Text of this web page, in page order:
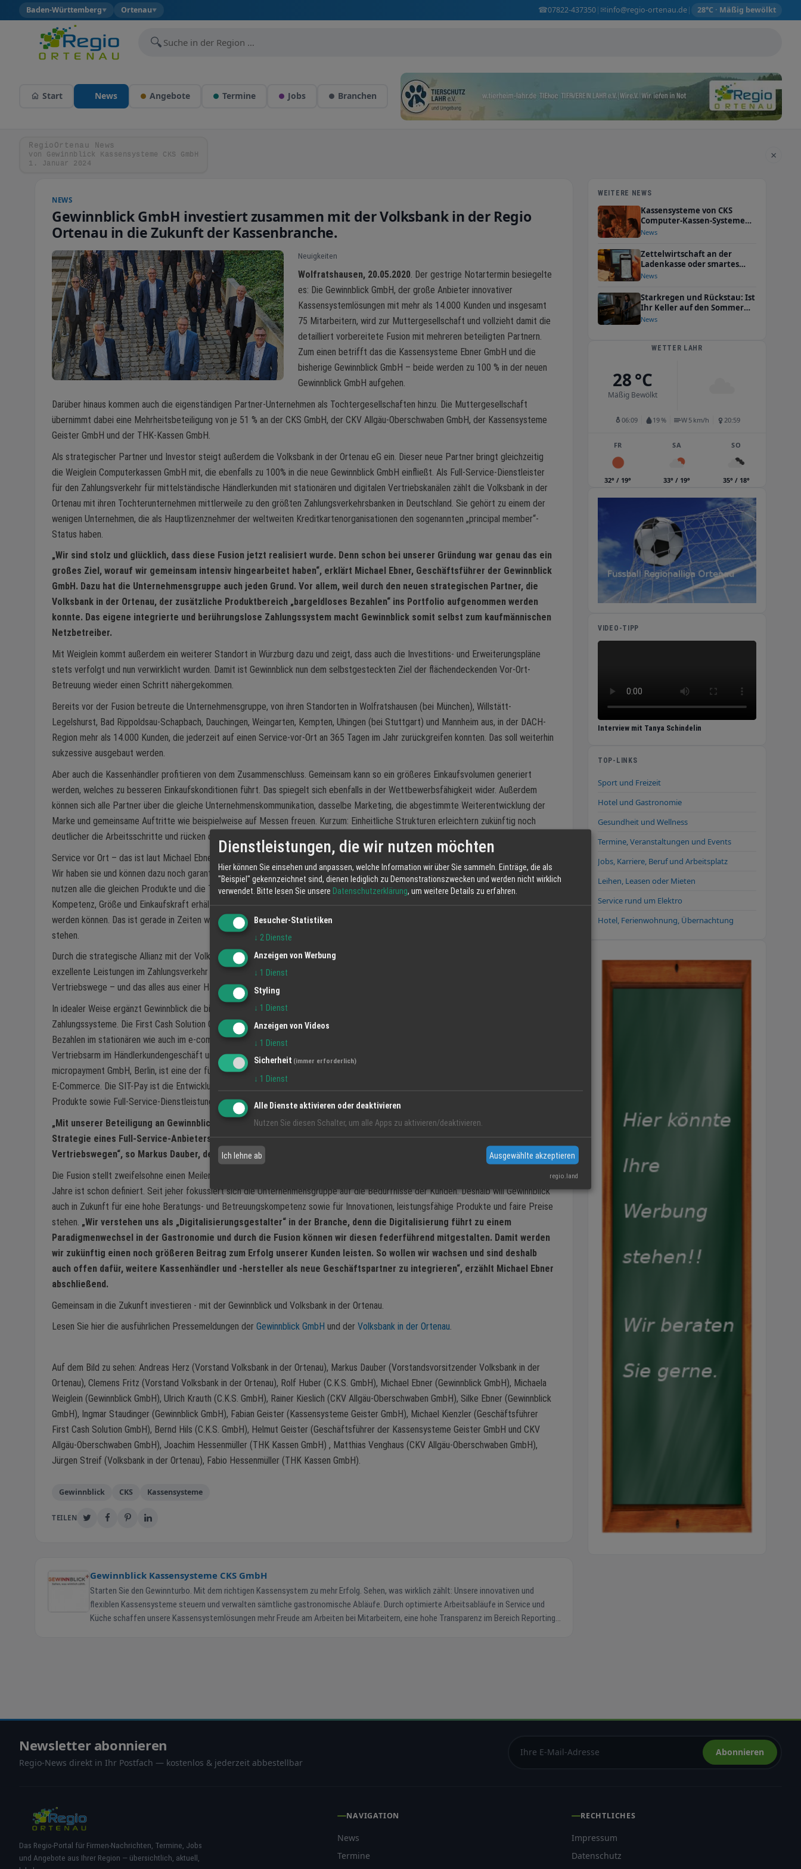
Baden-Württemberg▼ Ortenau▼ ☎07822-437350| ✉info@regio-ortenau.de| 28°C · Mäßig bewölkt
🔍
Start News Angebote Termine Jobs Branchen
RegioOrtenau News
von Gewinnblick Kassensysteme CKS GmbH
1. Januar 2024
×
NEWS
Gewinnblick GmbH investiert zusammen mit der Volksbank in der Regio
Ortenau in die Zukunft der Kassenbranche.
Neuigkeiten
Wolfratshausen, 20.05.2020. Der gestrige Notartermin besiegelte
es: Die Gewinnblick GmbH, der große Anbieter innovativer
Kassensystemlösungen mit mehr als 14.000 Kunden und insgesamt
75 Mitarbeitern, wird zur Muttergesellschaft und vollzieht damit die
detailliert vorbereitete Fusion mit mehreren beteiligten Partnern.
Zum einen betrifft das die Kassensysteme Ebner GmbH und die
bisherige Gewinnblick GmbH – beide werden zu 100 % in der neuen
Gewinnblick GmbH aufgehen.
Darüber hinaus kommen auch die eigenständigen Partner-Unternehmen als Tochtergesellschaften hinzu. Die Muttergesellschaft
übernimmt dabei eine Mehrheitsbeteiligung von je 51 % an der CKS GmbH, der CKV Allgäu-Oberschwaben GmbH, der Kassensysteme
Geister GmbH und der THK-Kassen GmbH.
Als strategischer Partner und Investor steigt außerdem die Volksbank in der Ortenau eG ein. Dieser neue Partner bringt gleichzeitig
die Weiglein Computerkassen GmbH mit, die ebenfalls zu 100% in die neue Gewinnblick GmbH einfließt. Als Full-Service-Dienstleister
für den Zahlungsverkehr für mittelständische Händlerkunden mit stationären und digitalen Vertriebskanälen zählt die Volksbank in der
Ortenau mit ihren Tochterunternehmen mittlerweile zu den größten Zahlungsverkehrsbanken in Deutschland. Sie gehört zu einem der
wenigen Unternehmen, die als Hauptlizenznehmer der weltweiten Kreditkartenorganisationen den sogenannten „principal member“-
Status haben.
„Wir sind stolz und glücklich, dass diese Fusion jetzt realisiert wurde. Denn schon bei unserer Gründung war genau das ein
großes Ziel, worauf wir gemeinsam intensiv hingearbeitet haben“, erklärt Michael Ebner, Geschäftsführer der Gewinnblick
GmbH. Dazu hat die Unternehmensgruppe auch jeden Grund. Vor allem, weil durch den neuen strategischen Partner, die
Volksbank in der Ortenau, der zusätzliche Produktbereich „bargeldloses Bezahlen“ ins Portfolio aufgenommen werden
konnte. Das eigene integrierte und berührungslose Zahlungssystem macht Gewinnblick somit selbst zum kaufmännischen
Netzbetreiber.
Mit Weiglein kommt außerdem ein weiterer Standort in Würzburg dazu und zeigt, dass auch die Investitions- und Erweiterungspläne
stets verfolgt und nun verwirklicht wurden. Damit ist Gewinnblick nun dem selbstgesteckten Ziel der flächendeckenden Vor-Ort-
Betreuung wieder einen Schritt nähergekommen.
Bereits vor der Fusion betreute die Unternehmensgruppe, von ihren Standorten in Wolfratshausen (bei München), Willstätt-
Legelshurst, Bad Rippoldsau-Schapbach, Dauchingen, Weingarten, Kempten, Uhingen (bei Stuttgart) und Mannheim aus, in der DACH-
Region mehr als 14.000 Kunden, die jederzeit auf einen Service-vor-Ort an 365 Tagen im Jahr zurückgreifen konnten. Das soll weiterhin
sukzessive ausgebaut werden.
Aber auch die Kassenhändler profitieren von dem Zusammenschluss. Gemeinsam kann so ein größeres Einkaufsvolumen generiert
werden, welches zu besseren Einkaufskonditionen führt. Das spiegelt sich ebenfalls in der Wettbewerbsfähigkeit wider. Außerdem
können sich alle Partner über die gleiche Unternehmenskommunikation, dasselbe Marketing, die abgestimmte Weiterentwicklung der
Marke und gemeinsame Auftritte wie beispielweise auf Messen freuen. Kurzum: Einheitliche Strukturen erleichtern zukünftig noch
deutlicher die Arbeitsschritte und rücken den Service verstärkt in den Fokus.
Service vor Ort – das ist laut Michael Ebner besonders wichtig für Gewinnblick-Kunden. „Der Gastronom sucht eine Komplettlösung.
Wir haben sie und können dazu noch garantieren, dass eine flächendeckende Betreuung seiner Betriebe gewährleistet ist.“ Außerdem
nutzen alle die gleichen Produkte und die Techniker sowie Vertriebler werden einheitlich geschult und ausgebildet. Durch die geballte
Kompetenz, Größe und Einkaufskraft erhält das Unternehmen profitable Konditionen bei Lieferanten, welche an Kunden weitergegeben
werden können. Das ist gerade in Zeiten wie der Corona-Krise von Vorteil, denn so kann Gewinnblick Ihren Kunden optimal zur Seite
stehen.
Durch die strategische Allianz mit der Volksbank in der Ortenau, erhalten Kunden der Gewinnblick künftig Komplettlösungen für
exzellente Leistungen im Zahlungsverkehr von Terminals, Kartenzahlungsverkehr bis hin zu e-commerce Lösungen für ihre digitalen
Vertriebswege – und das alles aus einer Hand.
In idealer Weise ergänzt Gewinnblick die bisherigen Tochterunternehmen der Volksbank Unternehmensgruppe im Bereich
Zahlungssysteme. Die First Cash Solution GmbH ist für das Händlerkundengeschäft sowie für elektronisches und bargeldhaftes
Bezahlen im stationären wie auch im e-commerce Geschäft zuständig. Die POS Cashservice GmbH (Dresden) ist der digitale
Vertriebsarm im Händlerkundengeschäft und betreut tausende, meist kleinerer Akzeptanzstellen im ganzen Bundesgebiet. Die
micropayment GmbH, Berlin, ist eine der führenden Payment-Service-Provider und Spezialist für den bargeldlosen Zahlungsverkehr im
E-Commerce. Die SIT-Pay ist die Entwicklungsschmiede für die Paymentbranche und hat sich als Spezialist für IT-Lösungen und-
Produkte sowie Full-Service-Dienstleistungen rund um den bargeldlosen Zahlungsverkehr eine Spitzenposition am Markt erobert.
„Mit unserer Beteiligung an Gewinnblick gehen wir den nächsten - aber noch nicht den letzten Schritt- im Rahmen unserer
Strategie eines Full-Service-Anbieters im Zahlungsverkehr für mittelständische Kunden mit stationären und digitalen
Vertriebswegen“, so Markus Dauber, der Vorstandsvorsitzende der Bank.
Die Fusion stellt zweifelsohne einen Meilenstein in der Geschichte der Gewinnblick GmbH dar, doch auch die Vision für die kommenden
Jahre ist schon definiert. Seit jeher fokussiert sich die Unternehmensgruppe auf die Bedürfnisse der Kunden. Deshalb will Gewinnblick
auch in Zukunft für eine hohe Beratungs- und Betreuungskompetenz sowie für Innovationen, leistungsfähige Produkte und faire Preise
stehen. „Wir verstehen uns als „Digitalisierungsgestalter“ in der Branche, denn die Digitalisierung führt zu einem
Paradigmenwechsel in der Gastronomie und durch die Fusion können wir diesen federführend mitgestalten. Damit werden
wir zukünftig einen noch größeren Beitrag zum Erfolg unserer Kunden leisten. So wollen wir wachsen und sind deshalb
auch offen dafür, weitere Kassenhändler und -hersteller als neue Geschäftspartner zu integrieren“, erzählt Michael Ebner
abschließend.
Gemeinsam in die Zukunft investieren - mit der Gewinnblick und Volksbank in der Ortenau.
Lesen Sie hier die ausführlichen Pressemeldungen der Gewinnblick GmbH und der Volksbank in der Ortenau.
Auf dem Bild zu sehen: Andreas Herz (Vorstand Volksbank in der Ortenau), Markus Dauber (Vorstandsvorsitzender Volksbank in der
Ortenau), Clemens Fritz (Vorstand Volksbank in der Ortenau), Rolf Huber (C.K.S. GmbH), Michael Ebner (Gewinnblick GmbH), Michaela
Weiglein (Gewinnblick GmbH), Ulrich Krauth (C.K.S. GmbH), Rainer Kieslich (CKV Allgäu-Oberschwaben GmbH), Silke Ebner (Gewinnblick
GmbH), Ingmar Staudinger (Gewinnblick GmbH), Fabian Geister (Kassensysteme Geister GmbH), Michael Kienzler (Geschäftsführer
First Cash Solution GmbH), Bernd Hils (C.K.S. GmbH), Helmut Geister (Geschäftsführer der Kassensysteme Geister GmbH und CKV
Allgäu-Oberschwaben GmbH), Joachim Hessenmüller (THK Kassen GmbH) , Matthias Venghaus (CKV Allgäu-Oberschwaben GmbH),
Jürgen Streif (Volksbank in der Ortenau), Fabio Hessenmüller (THK Kassen GmbH).
Gewinnblick CKS Kassensysteme
TEILEN
Gewinnblick Kassensysteme CKS GmbH
Starten Sie den Gewinnturbo. Mit dem richtigen Kassensystem zu mehr Erfolg. Sehen, was wirklich zählt: Unsere innovativen und
flexiblen Kassensysteme steuern und verwalten sämtliche gastronomische Abläufe. Durch optimierte Arbeitsabläufe in Service und
Küche schaffen unsere Kassensystemlösungen mehr Freude am Arbeiten bei Mitarbeitern, eine hohe Transparenz im Bereich Reporting
WEITERE NEWS
Kassensysteme von CKS
Computer-Kassen-Systeme
GmbH
News
Zettelwirtschaft an der
Ladenkasse oder smartes
Bon-Management?
News
Starkregen und Rückstau: Ist
Ihr Keller auf den Sommer
vorbereitet?
News
WETTER LAHR
28 °C
Mäßig Bewölkt
06:09 19 % W 5 km/h 20:59
FR
32° / 19°
SA
33° / 19°
SO
35° / 18°
VIDEO-TIPP
Interview mit Tanya Schindelin
TOP-LINKS
Sport und Freizeit
Hotel und Gastronomie
Gesundheit und Wellness
Termine, Veranstaltungen und Events
Jobs, Karriere, Beruf und Arbeitsplatz
Leihen, Leasen oder Mieten
Service rund um Elektro
Hotel, Ferienwohnung, Übernachtung
Newsletter abonnieren
Regio-News direkt in Ihr Postfach — kostenlos & jederzeit abbestellbar
Abonnieren
Das Regio-Portal für Firmen-Nachrichten, Termine, Jobs
und Angebote aus Ihrer Region — übersichtlich, aktuell,
NAVIGATION
News
Termine
RECHTLICHES
Impressum
Datenschutz
Dienstleistungen, die wir nutzen möchten
Hier können Sie einsehen und anpassen, welche Information wir über Sie sammeln. Einträge, die als
"Beispiel" gekennzeichnet sind, dienen lediglich zu Demonstrationszwecken und werden nicht wirklich
verwendet. Bitte lesen Sie unsere Datenschutzerklärung, um weitere Details zu erfahren.
Besucher-Statistiken
↓ 2 Dienste
Anzeigen von Werbung
↓ 1 Dienst
Styling
↓ 1 Dienst
Anzeigen von Videos
↓ 1 Dienst
Sicherheit (immer erforderlich)
↓ 1 Dienst
Alle Dienste aktivieren oder deaktivieren
Nutzen Sie diesen Schalter, um alle Apps zu aktivieren/deaktivieren.
Ich lehne ab Ausgewählte akzeptieren
regio.land